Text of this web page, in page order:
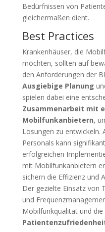
Bedürfnissen von
gleichermaßen dient.
Best Practices
Krankenhäuser, die
möchten, sollten auf
den Anforderungen der
Ausgiebige Planung
spielen dabei eine
Zusammenarbeit mit
Mobilfunkanbietern,
Lösungen zu entwickeln.
Personals kann
erfolgreichen
mit Mobilfunkanbietern
sichern die Effizienz und
Der gezielte Einsatz von
und
Mobilfunkqualität und